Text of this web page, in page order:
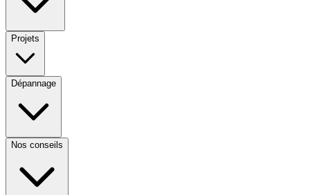
Projets
Dépannage
Nos conseils